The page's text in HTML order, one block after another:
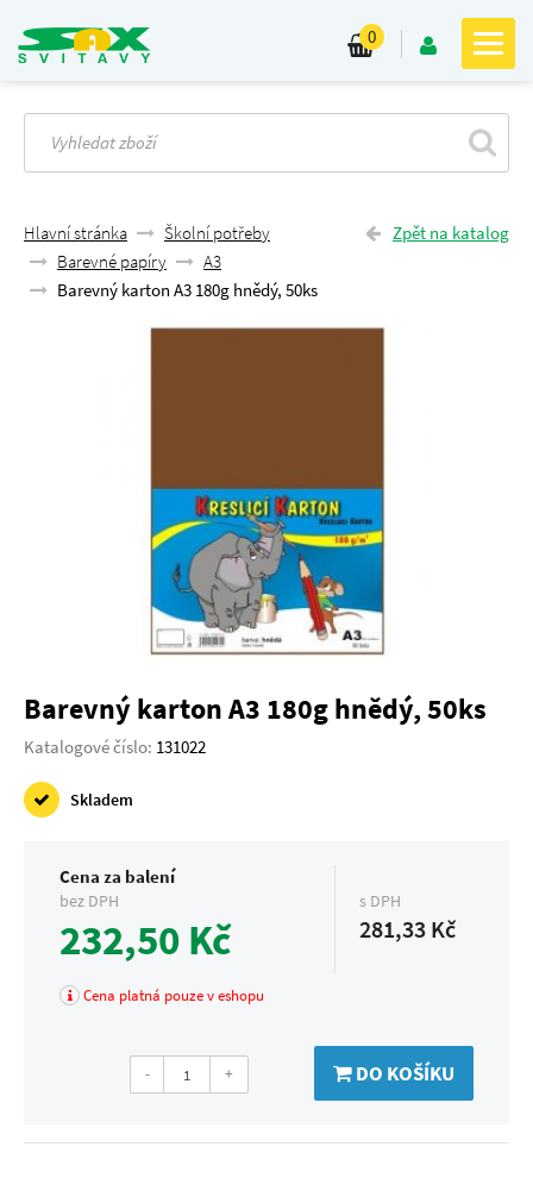
0
Zpět na katalog
Hlavní stránka
Školní potřeby
Barevné papíry
A3
Barevný karton A3 180g hnědý, 50ks
Barevný karton A3 180g hnědý, 50ks
Katalogové číslo: 131022
Skladem
Cena za balení
bez DPH
232,50 Kč
s DPH
281,33 Kč
Cena platná pouze v eshopu
- + DO KOŠÍKU